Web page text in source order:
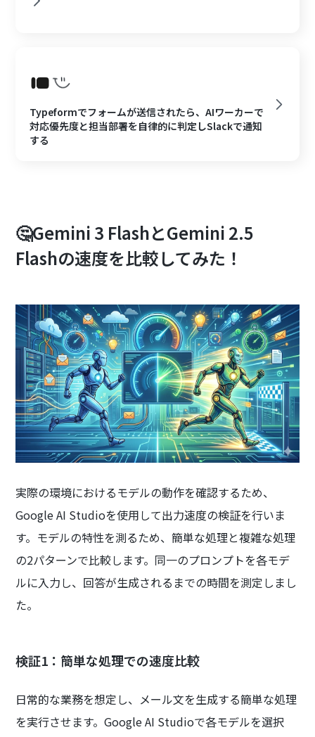
Typeformでフォームが送信されたら、AIワーカーで
対応優先度と担当部署を自律的に判定しSlackで通知
する
🤔Gemini 3 FlashとGemini 2.5
Flashの速度を比較してみた！
実際の環境におけるモデルの動作を確認するため、
Google AI Studioを使用して出力速度の検証を行いま
す。モデルの特性を測るため、簡単な処理と複雑な処理
の2パターンで比較します。同一のプロンプトを各モデ
ルに入力し、回答が生成されるまでの時間を測定しまし
た。
検証1：簡単な処理での速度比較
日常的な業務を想定し、メール文を生成する簡単な処理
を実行させます。Google AI Studioで各モデルを選択